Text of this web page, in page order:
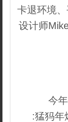
卡退环境
设计师
今
:猛犸年